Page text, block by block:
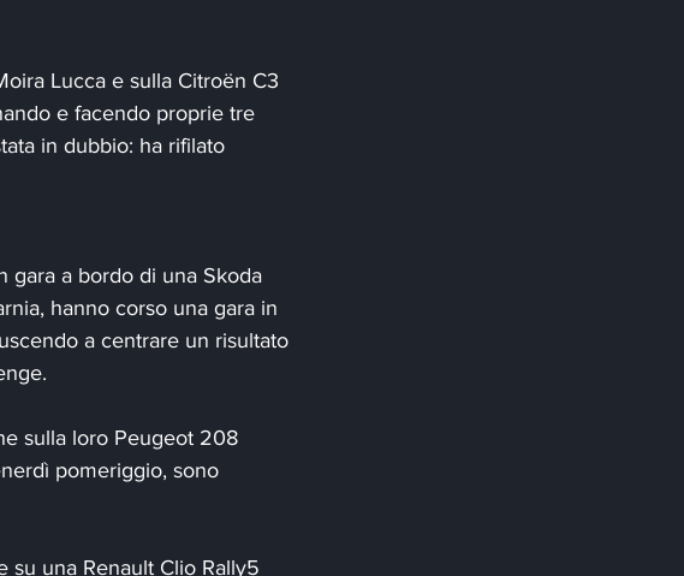
Lucca e sulla Citroën C3
e facendo proprie tre
in dubbio: ha rifilato
gara a bordo di una Skoda
hanno corso una gara in
a centrare un risultato
sulla loro Peugeot 208
pomeriggio, sono
su una Renault Clio Rally5